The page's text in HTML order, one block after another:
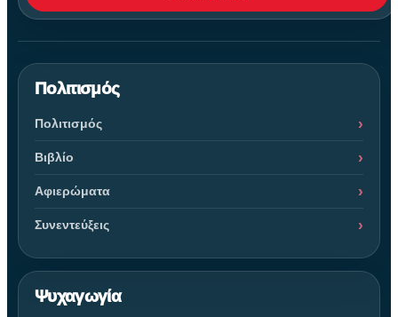
Πολιτισμός
Πολιτισμός
Βιβλίο
Αφιερώματα
Συνεντεύξεις
Ψυχαγωγία